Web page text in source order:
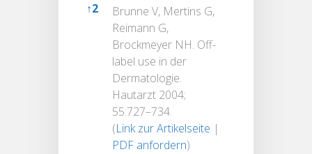
↑2
Brunne V, Mertins G,
Reimann G,
Brockmeyer NH. Off-
label use in der
Dermatologie.
Hautarzt 2004;
55:727–734.
(Link zur Artikelseite |
PDF anfordern)